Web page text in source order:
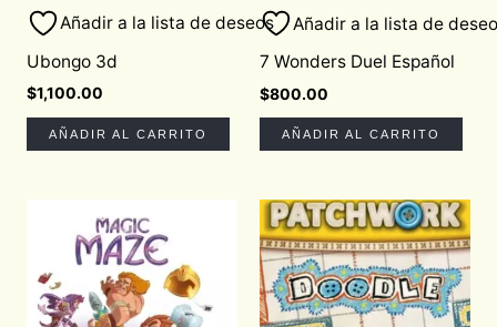
Añadir a la lista de deseos
Ubongo 3d
$1,100.00
AÑADIR AL CARRITO
Añadir a la lista de
7 Wonders Duel Español
$800.00
AÑADIR AL CARRITO